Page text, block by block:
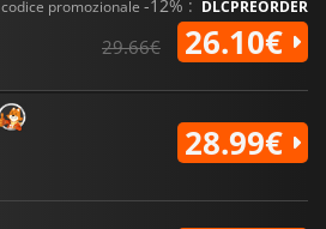
codice promozionale -12% : DLCPREORDER
29.66€ 26.10€
28.99€